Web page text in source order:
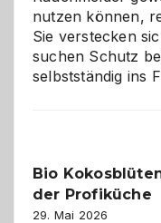
nutzen können,
Sie verstecken
suchen Schutz
selbstständig ins
Bio
der Profiküche
29. Mai 2026